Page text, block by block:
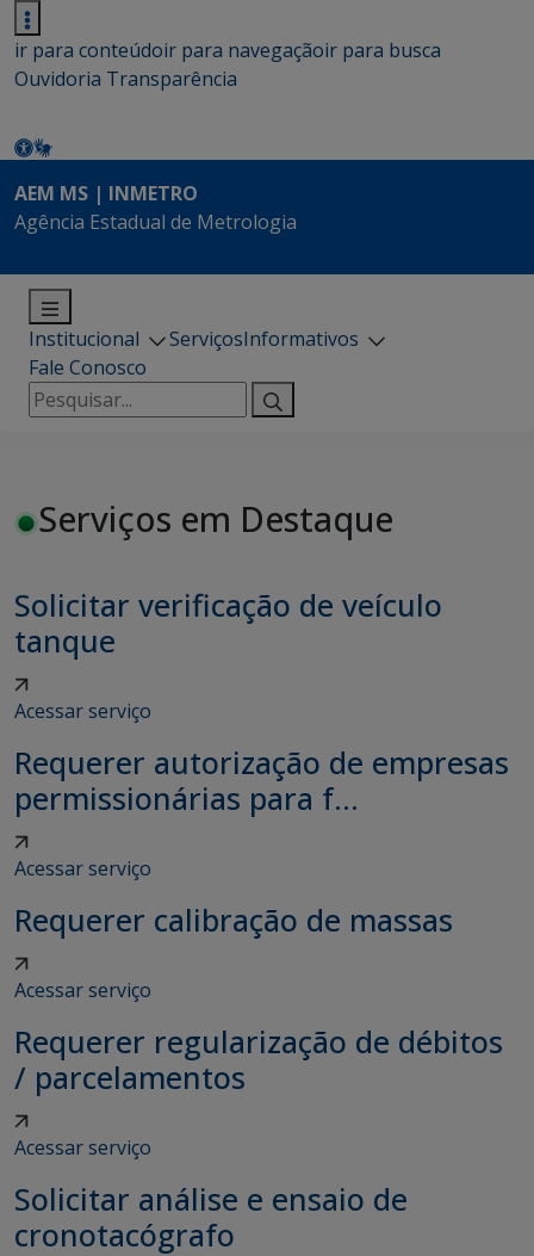
ir para conteúdoir para navegaçãoir para busca
Ouvidoria Transparência
AEM MS | INMETRO
Agência Estadual de Metrologia
Institucional ServiçosInformativos
Fale Conosco
Pesquisar
por:
Serviços em Destaque
Solicitar verificação de veículo
tanque
Acessar serviço
Requerer autorização de empresas
permissionárias para f...
Acessar serviço
Requerer calibração de massas
Acessar serviço
Requerer regularização de débitos
/ parcelamentos
Acessar serviço
Solicitar análise e ensaio de
cronotacógrafo